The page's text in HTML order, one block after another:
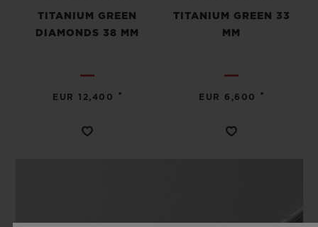
TITANIUM GREEN
DIAMONDS 38 MM
EUR 12,400 •
TITANIUM GREEN 33
MM
EUR 6,600 •